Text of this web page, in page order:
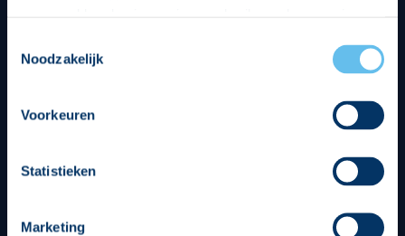
op een veilige en integere wijze. Je kunt je toestemming
beheren op de privacy- en cookieverklaring pagina.
Noodzakelijk
Voorkeuren
Statistieken
Marketing